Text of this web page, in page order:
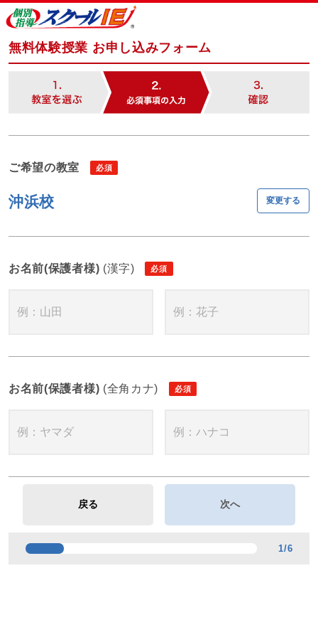
無料体験授業 お申し込みフォーム
ご希望の教室
沖浜校 変更する
お名前(保護者様) (漢字)
お名前(保護者様) (全角カナ)
1/6